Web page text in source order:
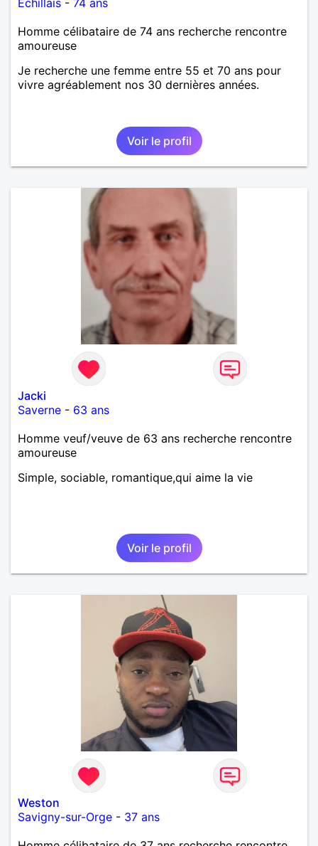
Homme célibataire de 74 ans recherche rencontre
amoureuse
Je recherche une femme entre 55 et 70 ans pour
vivre agréablement nos 30 dernières années.
Voir le profil
Jacki
Saverne - 63 ans
Homme veuf/veuve de 63 ans recherche rencontre
amoureuse
Simple, sociable, romantique,qui aime la vie
Voir le profil
Weston
Savigny-sur-Orge - 37 ans